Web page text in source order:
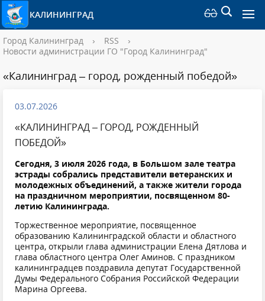
КАЛИНИНГРАД
Город Калининград › RSS
›
Новости администрации ГО "Город Калининград"
«Калининград – город, рожденный победой»
03.07.2026
«КАЛИНИНГРАД – ГОРОД, РОЖДЕННЫЙ
ПОБЕДОЙ»
Сегодня, 3 июля 2026 года, в Большом зале театра
эстрады собрались представители ветеранских и
молодежных объединений, а также жители города
на праздничном мероприятии, посвященном 80-
летию Калининграда.
Торжественное мероприятие, посвященное
образованию Калининградской области и областного
центра, открыли глава администрации Елена Дятлова и
глава областного центра Олег Аминов. С праздником
калининградцев поздравила депутат Государственной
Думы Федерального Собрания Российской Федерации
Марина Оргеева.